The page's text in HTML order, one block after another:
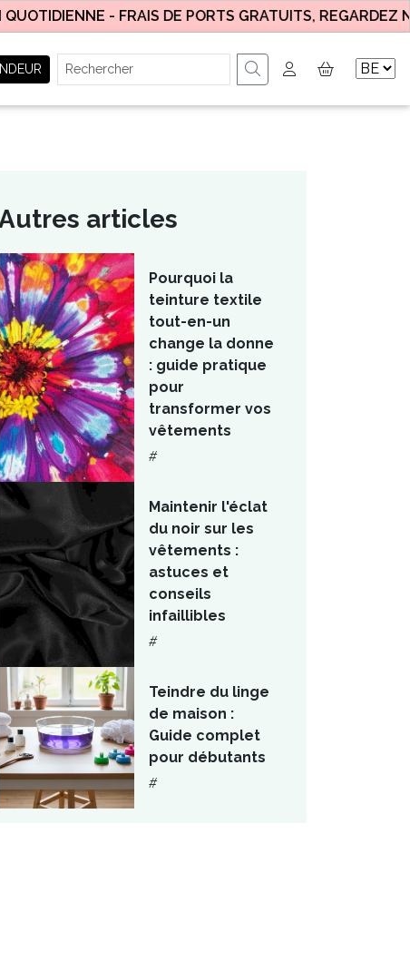
-FRAIS DE PORTS GRATUITS, REGARDEZ NOS
articles
Pourquoi la
teinture textile
tout-en-un
change la donne
: guide pratique
pour
transformer vos
vêtements
#
Maintenir l'éclat
du noir sur les
vêtements :
astuces et
conseils
infaillibles
#
Teindre du linge
de maison :
Guide complet
pour débutants
#